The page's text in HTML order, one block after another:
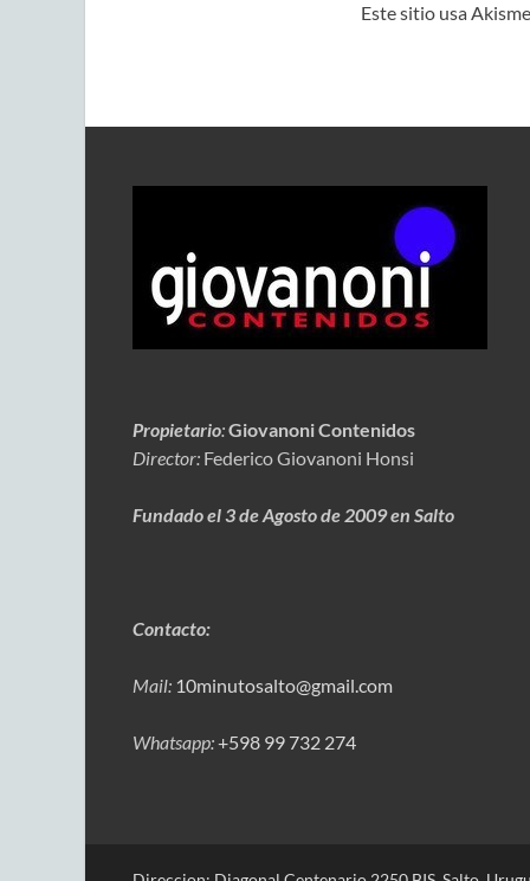
Este sitio usa
Propietario:Giovanoni Contenidos
Director: Federico Giovanoni Honsi
Fundado el 3 de Agosto de 2009 en Salto
Contacto:
Mail: 10minutosalto@gmail.com
Whatsapp:+598 99 732 274